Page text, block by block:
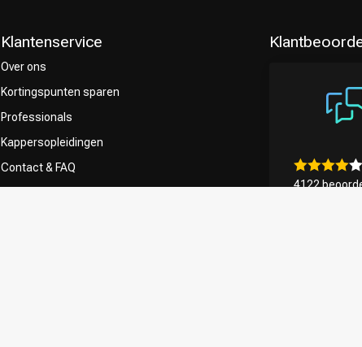
Klantenservice
Over ons
Kortingspunten sparen
Professionals
Kappersopleidingen
Contact & FAQ
4122